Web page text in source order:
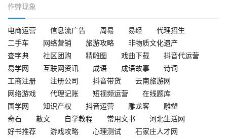
作弊现象
电商运营 信息流广告 周易 易经
代理招生
二手车
网络营销 旅游攻略
非物质文化遗产
查字典
社区团购 精雕图 戏曲下载
抖音代运营
易学网
互联网资讯 成语 成语故事
诗词
工商注册
注册公司 抖音带货
云南旅游网
网络游戏
代理记账 短视频运营
在线题库
国学网
知识产权 抖音运营 雕龙客
雕塑
奇石
散文 自学教程 常用文书
河北生活网
好书推荐
游戏攻略 心理测试
石家庄人才网